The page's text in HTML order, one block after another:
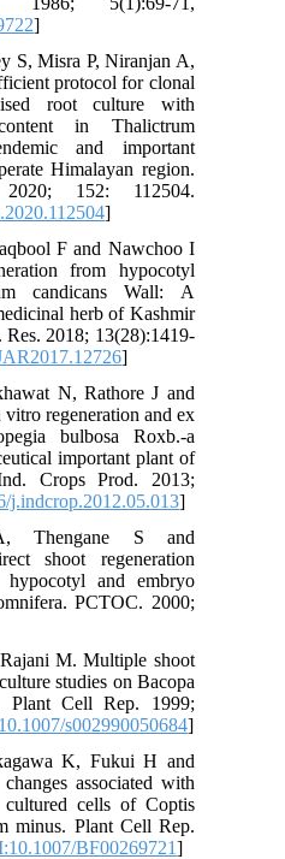
S, Misra P, Niranjan A,
efficient protocol for clonal
root culture with
content in Thalictrum
endemic and important
Himalayan region.
2020; 152: 112504.
Maqbool F and Nawchoo I
from hypocotyl
candicans Wall: A
medicinal herb of Kashmir
Res. 2018; 13(28):1419-
N, Rathore J and
in vitro regeneration and ex
bulbosa Roxb.-a
important plant of
Ind. Crops Prod. 2013;
j.indcrop.2012.05.013
A, Thengane S and
shoot regeneration
hypocotyl and embryo
somnifera. PCTOC. 2000;
Rajani M. Multiple shoot
culture studies on Bacopa
Plant Cell Rep. 1999;
s002990050684
K, Fukui H and
changes associated with
in cultured cells of Coptis
minus. Plant Cell Rep.
BF00269721